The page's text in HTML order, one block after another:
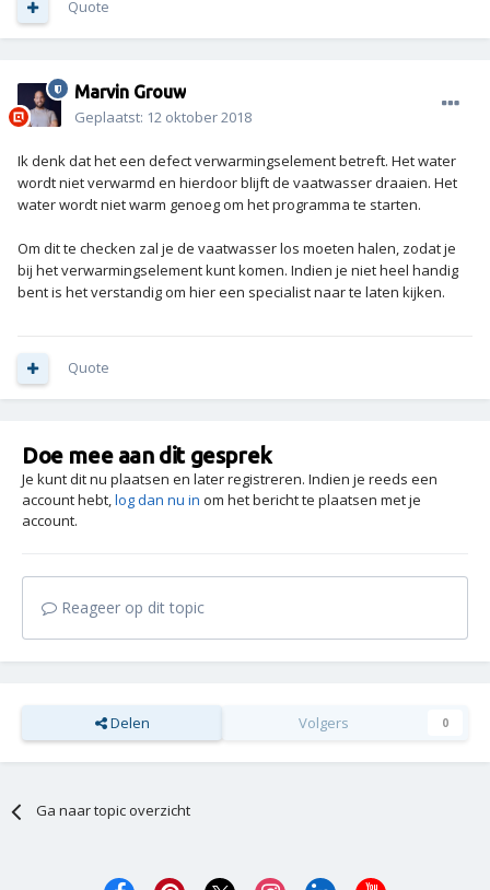
Quote
Marvin Grouw
Geplaatst: 12 oktober 2018
Ik denk dat het een defect verwarmingselement betreft. Het water
wordt niet verwarmd en hierdoor blijft de vaatwasser draaien. Het
water wordt niet warm genoeg om het programma te starten.
Om dit te checken zal je de vaatwasser los moeten halen, zodat je
bij het verwarmingselement kunt komen. Indien je niet heel handig
bent is het verstandig om hier een specialist naar te laten kijken.
Quote
Doe mee aan dit gesprek
Je kunt dit nu plaatsen en later registreren. Indien je reeds een
account hebt,log dan nu in om het bericht te plaatsen met je
account.
Reageer op dit topic
Delen Volgers 0
Ga naar topic overzicht